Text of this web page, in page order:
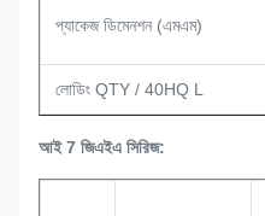
প্যাকেজ ডিমেনশন (এমএম)
লোডিং QTY / 40HQ L
আই 7 জিএইএ সিরিজ: